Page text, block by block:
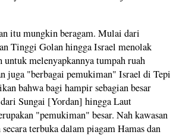
itu mungkin beragam. Mulai dari
Tinggi Golan hingga Israel menolak
melenyapkannya tumpah ruah
juga "berbagai pemukiman" Israel di Tepi
bahwa bagi hampir sebagian besar
Sungai [Yordan] hingga Laut
"pemukiman" besar. Nah kawasan
terbuka dalam piagam Hamas dan